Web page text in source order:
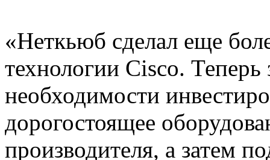
«Неткьюб сделал еще
технологии Cisco. Теперь
необходимости
дорогостоящее
производителя, а затем